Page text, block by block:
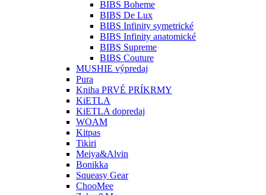
BIBS Boheme
BIBS De Lux
BIBS Infinity symetrické
BIBS Infinity anatomické
BIBS Supreme
BIBS Couture
MUSHIE výpredaj
Pura
Kniha PRVÉ PRÍKRMY
KiETLA
KiETLA dopredaj
WOAM
Kitpas
Tikiri
Meiya&Alvin
Bonikka
Squeasy Gear
ChooMee